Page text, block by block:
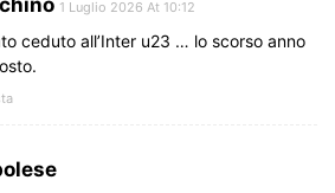
1 Luglio 2026 At 10:12
ceduto all’Inter u23 … lo scorso anno